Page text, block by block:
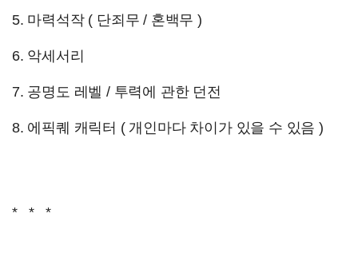
5. 마력석작 ( 단죄무 / 혼백무 )
6. 악세서리
7. 공명도 레벨 / 투력에 관한 던전
8. 에픽퀘 캐릭터 ( 개인마다 차이가 있을 수 있음 )
* * *